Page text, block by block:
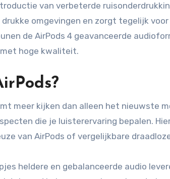
van verbeterde
omgevingen en zorgt tegelijk
de AirPods 4 geavanceerde
hoge kwaliteit.
meer kijken dan alleen het nieuwste
die je luisterervaring bepalen.
van AirPods of vergelijkbare
heldere en gebalanceerde audio